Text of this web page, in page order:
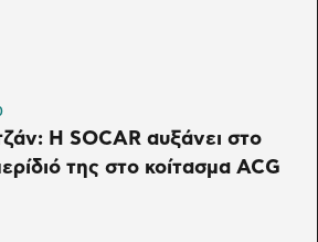
Η SOCAR αυξάνει στο
της στο κοίτασμα ACG